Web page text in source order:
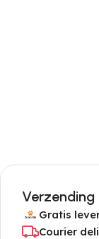
Verzending
Gratis
Courier